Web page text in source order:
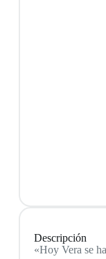
Descripción
«Hoy Vera se